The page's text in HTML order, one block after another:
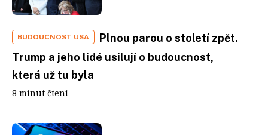
BUDOUCNOST USA
Plnou parou o století zpět.
Trump a jeho lidé usilují o budoucnost,
která už tu byla
8 minut čtení